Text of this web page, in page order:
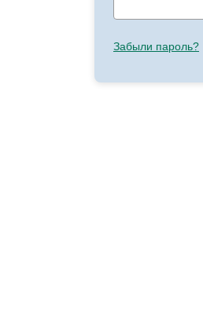
Забыли пароль?